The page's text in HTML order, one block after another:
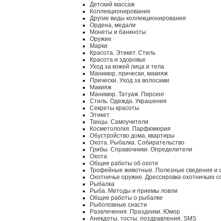
Детский массаж
Коллекционирование
Другие виды коллекционирования
Ордена, медали
Монеты и банкноты
Оружие
Марки
Красота. Этикет. Стиль
Красота и здоровье
Уход за кожей лица и тела
Маникюр, прически, макияж
Прически. Уход за волосами
Макияж
Маникюр. Татуаж. Пирсинг
Стиль. Одежда. Украшения
Секреты красоты
Этикет
Танцы. Самоучители
Косметология. Парфюмерия
Обустройство дома, квартиры
Охота. Рыбалка. Собирательство
Грибы. Справочники. Определители
Охота
Общие работы об охоте
Трофейные животные. Полезные сведения и
Охотничье оружие. Дрессировка охотничьих
Рыбалка
Рыба. Методы и приемы ловли
Общие работы о рыбалке
Рыболовные снасти
Развлечения. Праздники. Юмор
Анекдоты, тосты, поздравления, SMS